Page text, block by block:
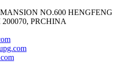
NO.600 HENGFENG
PRCHINA